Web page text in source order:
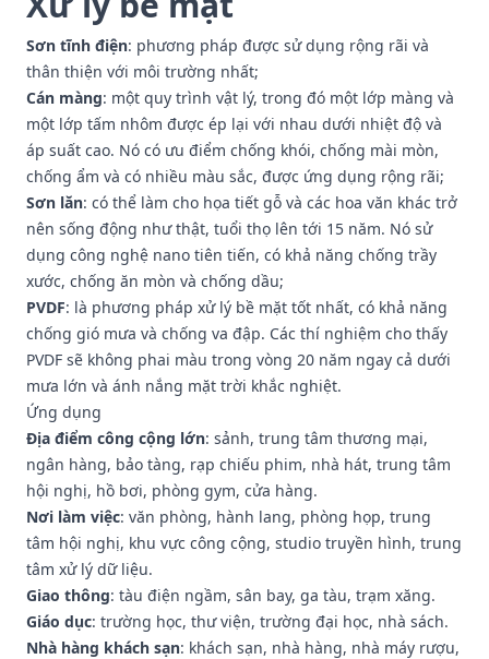
Sơn tĩnh điện: phương pháp được sử dụng rộng rãi và
thân thiện với môi trường nhất;
Cán màng: một quy trình vật lý, trong đó một lớp màng và
một lớp tấm nhôm được ép lại với nhau dưới nhiệt độ và
áp suất cao. Nó có ưu điểm chống khói, chống mài mòn,
chống ẩm và có nhiều màu sắc, được ứng dụng rộng rãi;
Sơn lăn: có thể làm cho họa tiết gỗ và các hoa văn khác trở
nên sống động như thật, tuổi thọ lên tới 15 năm. Nó sử
dụng công nghệ nano tiên tiến, có khả năng chống trầy
xước, chống ăn mòn và chống dầu;
PVDF: là phương pháp xử lý bề mặt tốt nhất, có khả năng
chống gió mưa và chống va đập. Các thí nghiệm cho thấy
PVDF sẽ không phai màu trong vòng 20 năm ngay cả dưới
mưa lớn và ánh nắng mặt trời khắc nghiệt.
Ứng dụng
Địa điểm công cộng lớn: sảnh, trung tâm thương mại,
ngân hàng, bảo tàng, rạp chiếu phim, nhà hát, trung tâm
hội nghị, hồ bơi, phòng gym, cửa hàng.
Nơi làm việc: văn phòng, hành lang, phòng họp, trung
tâm hội nghị, khu vực công cộng, studio truyền hình, trung
tâm xử lý dữ liệu.
Giao thông: tàu điện ngầm, sân bay, ga tàu, trạm xăng.
Giáo dục: trường học, thư viện, trường đại học, nhà sách.
Nhà hàng khách sạn: khách sạn, nhà hàng, nhà máy rượu,